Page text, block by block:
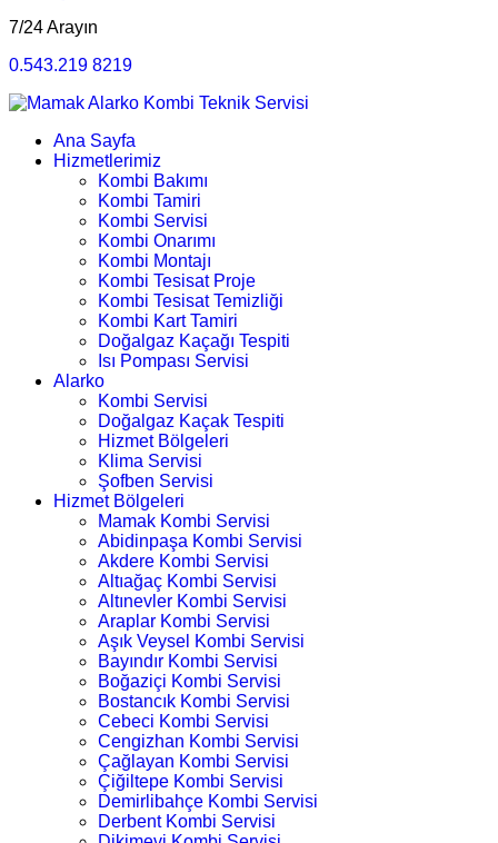
7/24 Arayın
0.543.219 8219
Ana Sayfa
Hizmetlerimiz
Kombi Bakımı
Kombi Tamiri
Kombi Servisi
Kombi Onarımı
Kombi Montajı
Kombi Tesisat Proje
Kombi Tesisat Temizliği
Kombi Kart Tamiri
Doğalgaz Kaçağı Tespiti
Isı Pompası Servisi
Alarko
Kombi Servisi
Doğalgaz Kaçak Tespiti
Hizmet Bölgeleri
Klima Servisi
Şofben Servisi
Hizmet Bölgeleri
Mamak Kombi Servisi
Abidinpaşa Kombi Servisi
Akdere Kombi Servisi
Altıağaç Kombi Servisi
Altınevler Kombi Servisi
Araplar Kombi Servisi
Aşık Veysel Kombi Servisi
Bayındır Kombi Servisi
Boğaziçi Kombi Servisi
Bostancık Kombi Servisi
Cebeci Kombi Servisi
Cengizhan Kombi Servisi
Çağlayan Kombi Servisi
Çiğiltepe Kombi Servisi
Demirlibahçe Kombi Servisi
Derbent Kombi Servisi